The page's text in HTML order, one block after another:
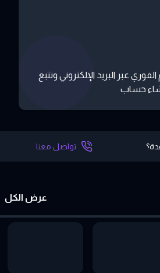
عبر البريد الإلكتروني وتتبع
حساب
تواصل معنا
عرض الكل